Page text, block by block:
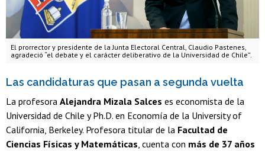
El prorrector y presidente de la Junta Electoral Central, Claudio Pastenes,
agradeció “el debate y el carácter deliberativo de la Universidad de Chile”.
Las candidaturas que pasan a segunda vuelta
La profesora Alejandra Mizala Salces es economista de la
Universidad de Chile y Ph.D. en Economía de la University of
California, Berkeley. Profesora titular de la Facultad de
Ciencias Físicas y Matemáticas, cuenta con más de 37 años